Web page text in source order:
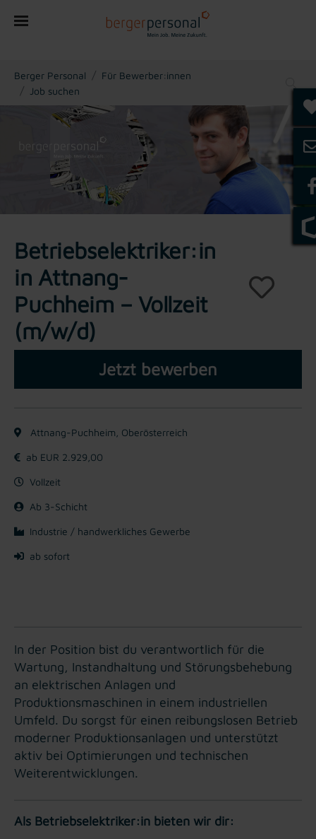
You are here:
Berger Personal
Für Bewerber:innen
Job suchen
Betriebselektriker:in
in Attnang-
Puchheim – Vollzeit
(m/w/d)
Jetzt bewerben
Attnang-Puchheim, Oberösterreich
ab EUR 2.929,00
Vollzeit
Ab 3-Schicht
Industrie / handwerkliches Gewerbe
ab sofort
In der Position bist du verantwortlich für die
Wartung, Instandhaltung und Störungsbehebung
an elektrischen Anlagen und
Produktionsmaschinen in einem industriellen
Umfeld. Du sorgst für einen reibungslosen Betrieb
moderner Produktionsanlagen und unterstützt
aktiv bei Optimierungen und technischen
Weiterentwicklungen.
Als Betriebselektriker:in bieten wir dir: